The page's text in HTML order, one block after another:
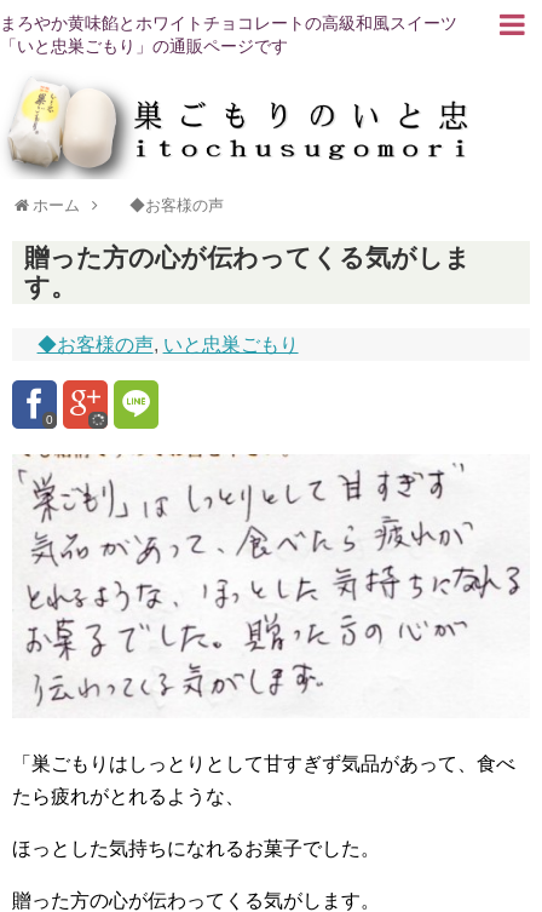
まろやか黄味餡とホワイトチョコレートの高級和風スイーツ
「いと忠巣ごもり」の通販ページです
ホーム ◆お客様の声
贈った方の心が伝わってくる気がしま
す。
◆お客様の声, いと忠巣ごもり
0
「巣ごもりはしっとりとして甘すぎず気品があって、食べ
たら疲れがとれるような、
ほっとした気持ちになれるお菓子でした。
贈った方の心が伝わってくる気がします。